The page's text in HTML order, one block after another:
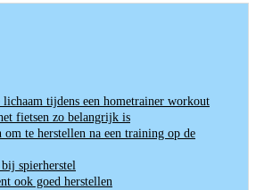
tijdens een hometrainer workout
fietsen zo belangrijk is
te herstellen na een training op de
spierherstel
ook goed herstellen